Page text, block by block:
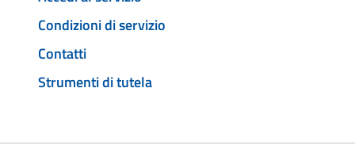
Condizioni di servizio
Contatti
Strumenti di tutela